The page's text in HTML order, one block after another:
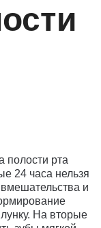
полости рта
24 часа нельзя
вмешательства и
На вторые